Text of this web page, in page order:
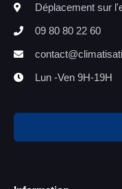
Déplacement sur
09 80 80 22 60
Lun -Ven 9H-19H